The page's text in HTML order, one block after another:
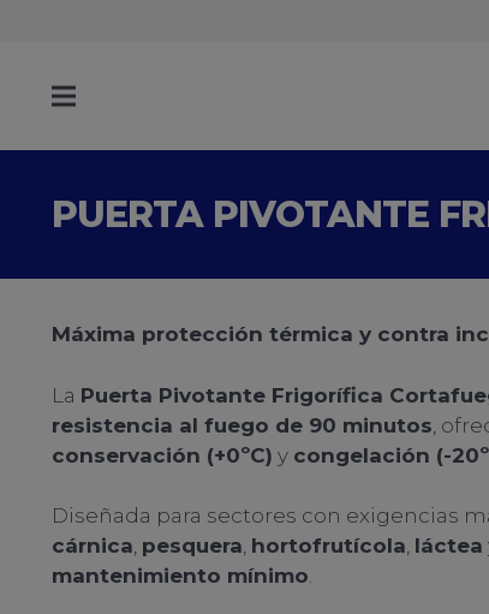
PUERTA PIVOTANTE
Máxima protección térmica y contra
La Puerta Pivotante Frigorífica
resistencia al fuego de 90 minutos ,
conservación (+0ºC) y congelación (-
Diseñada para sectores con exigencias
cárnica, pesquera, hortofrutícola, láctea
mantenimiento mínimo.